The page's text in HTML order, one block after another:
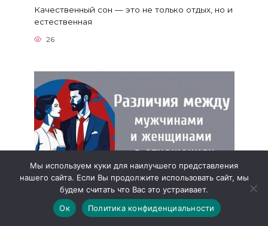
Качественный сон — это не только отдых, но и
естественная
26
Различия между мужчинами и
Мы используем куки для наилучшего представления
нашего сайта. Если Вы продолжите использовать сайт, мы
будем считать что Вас это устраивает.
Ок
Политика конфиденциальности